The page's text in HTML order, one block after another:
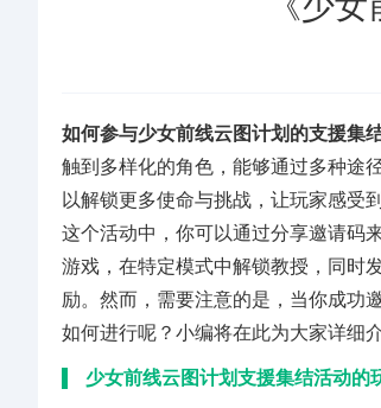
如何参与少女前线云图计划的支援集
触到多样化的角色，能够通过多种途
以解锁更多使命与挑战，让玩家感
这个活动中，你可以通过分享邀请码
游戏，在特定模式中解锁教授，同时
励。然而，需要注意的是，当你成功
如何进行呢？小编将在此为大家详细
少女前线云图计划支援集结活动的